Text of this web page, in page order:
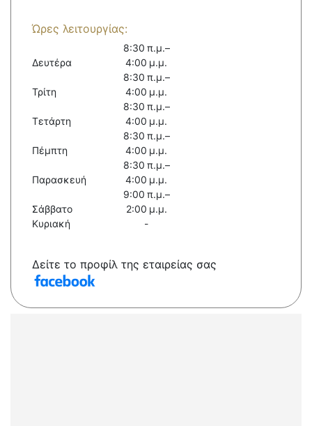
Ώρες λειτουργίας:
Δευτέρα
8:30 π.μ.–
4:00 μ.μ.
Τρίτη
8:30 π.μ.–
4:00 μ.μ.
Τετάρτη
8:30 π.μ.–
4:00 μ.μ.
Πέμπτη
8:30 π.μ.–
4:00 μ.μ.
Παρασκευή
8:30 π.μ.–
4:00 μ.μ.
Σάββατο
9:00 π.μ.–
2:00 μ.μ.
Κυριακή
-
Δείτε το προφίλ της εταιρείας σας